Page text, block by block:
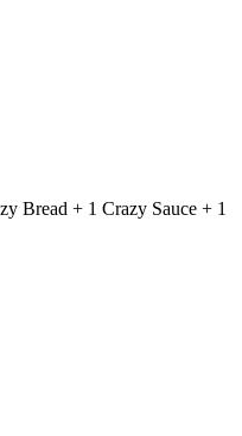
Bread + 1 Crazy Sauce + 1